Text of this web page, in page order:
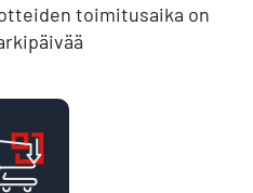
toimitusaika on